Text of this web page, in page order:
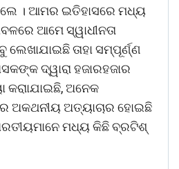
। ଆମର ଇତିହାସରେ ମଧ୍ୟ
ଆମେ ସ୍ୱାଧୀନତା
ତାହା ସମ୍ପୂର୍ଣ୍ଣ
ଦ୍ୱାରା ହଜାରହଜାର
ଅନେକ
ଅକଥନୀୟ ଅତ୍ୟାଚାର ହୋଇଛି
ମଧ୍ୟ କିଛି ବ୍ରଟିଶ୍